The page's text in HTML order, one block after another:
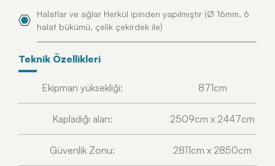
Halatlar ve ağlar Herkül ipinden yapılmıştır (Ø 16mm, 6
halat bükümü, çelik çekirdek ile)
Teknik Özellikleri
Ekipman yüksekliği: 871cm
Kapladığı alan: 2509cm x 2447cm
Güvenlik Zonu: 2811cm x 2850cm